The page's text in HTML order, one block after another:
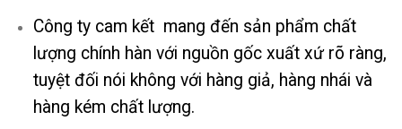
Công ty cam kết mang đến sản phẩm chất
lượng chính hàn với nguồn gốc xuất xứ rõ ràng,
tuyệt đối nói không với hàng giả, hàng nhái và
hàng kém chất lượng.